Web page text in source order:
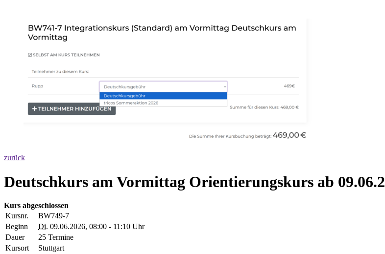
zurück
Deutschkurs am Vormittag Orientierungskurs ab
Kurs abgeschlossen
Kursnr.
BW749-7
Beginn
Di. 09.06.2026, 08:00 - 11:10 Uhr
Dauer
25 Termine
Kursort
Stuttgart